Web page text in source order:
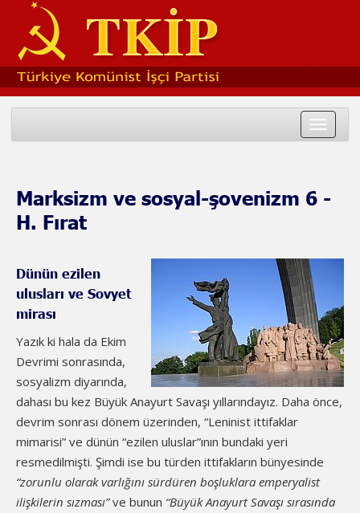
Toggle
Marksizm ve sosyal-şovenizm 6 -
H. Fırat
Dünün ezilen
ulusları ve Sovyet
mirası
Yazık ki hala da Ekim
Devrimi sonrasında,
sosyalizm diyarında,
dahası bu kez Büyük Anayurt Savaşı yıllarındayız. Daha önce,
devrim sonrası dönem üzerinden, “Leninist ittifaklar
mimarisi” ve dünün “ezilen uluslar”ının bundaki yeri
resmedilmişti. Şimdi ise bu türden ittifakların bünyesinde
“zorunlu olarak varlığını sürdüren boşluklara emperyalist
ilişkilerin sızması”ve bunun “Büyük Anayurt Savaşı sırasında